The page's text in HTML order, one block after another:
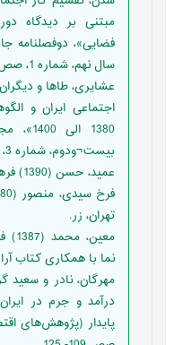
مبتنی بر دیدگاه
فضایی»، دوفصلنامه
سال نهم، شماره 1، صص 191-217.
اجتماعی ایران و
1380
بیست¬ودوم، شماره 3، صص120-152.
عمید، حسن (1390) فرهنگ عمید، تهران، امیرکبیر.
تهران، زر.
نما با همکاری کتاب
درآمد و جرم در